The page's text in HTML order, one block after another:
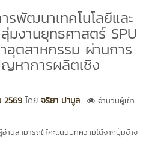
รพัฒนาเทคโนโลยีและ
มงานยุทธศาสตร์ SPU
ตสาหกรรม ผ่านการ
ญหาการผลิตเชิง
2569 โดย จริยา ปามูล
จำนวนผู้เข้า
อ่านสามารถให้คะแนนบทความได้จากปุ่มข้าง